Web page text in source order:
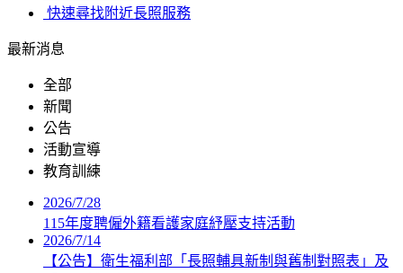
快速尋找附近長照服務
最新消息
全部
新聞
公告
活動宣導
教育訓練
2026/7/28
115年度聘僱外籍看護家庭紓壓支持活動
2026/7/14
【公告】衛生福利部「長照輔具新制與舊制對照表」及